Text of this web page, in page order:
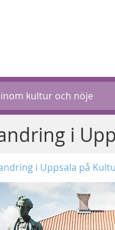
i
i Uppsala på